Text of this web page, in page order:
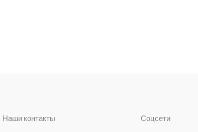
Наши контакты Соцсети